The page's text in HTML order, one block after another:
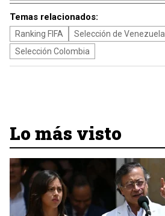
Temas relacionados:
Ranking FIFA Selección de Venezuela
Selección Colombia
Lo más visto